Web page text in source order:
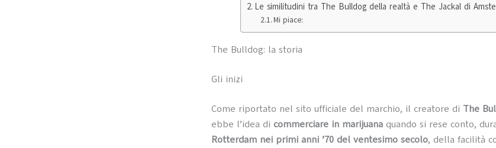
Le similitudini tra The Bulldog della realtà e The Jackal di
Mi piace:
The Bulldog: la storia
Gli inizi
Come riportato nel sito ufficiale del marchio, il creatore di The
ebbe l’idea di commerciare in marijuana quando si rese conto,
Rotterdam nei primi anni ’70 del ventesimo secolo, della facilità